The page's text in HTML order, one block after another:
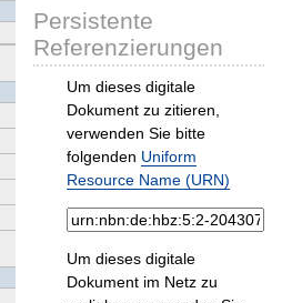
Persistente
Referenzierungen
Um dieses digitale
Dokument zu zitieren,
verwenden Sie bitte
folgenden Uniform
Resource Name (URN)
Um dieses digitale
Dokument im Netz zu